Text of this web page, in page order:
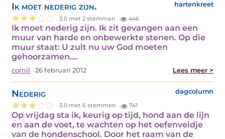
Ik moet nederig zijn. hartenkreet
3.0 met 2 stemmen 446
Ik moet nederig zijn. Ik zit gevangen aan een
muur van harde en onbewerkte stenen. Op die
muur staat: U zult nu uw God moeten
gehoorzamen.…
cornil 26 februari 2012 Lees meer >
Nederig dagcolumn
3.0 met 6 stemmen 741
Op vrijdag sta ik, keurig op tijd, hond aan de lijn
en aan de voet, te wachten op het oefenveldje
van de hondenschool. Door het raam van de